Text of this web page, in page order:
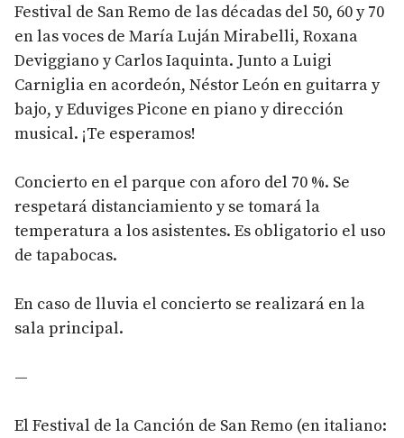
Festival de San Remo de las décadas del 50, 60 y 70
en las voces de María Luján Mirabelli, Roxana
Deviggiano y Carlos Iaquinta. Junto a Luigi
Carniglia en acordeón, Néstor León en guitarra y
bajo, y Eduviges Picone en piano y dirección
musical. ¡Te esperamos!
Concierto en el parque con aforo del 70 %. Se
respetará distanciamiento y se tomará la
temperatura a los asistentes. Es obligatorio el uso
de tapabocas.
En caso de lluvia el concierto se realizará en la
sala principal.
—
El Festival de la Canción de San Remo (en italiano: